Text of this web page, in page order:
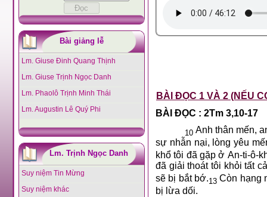
Bài giảng lễ
Lm. Giuse Đinh Quang Thịnh
Lm. Giuse Trịnh Ngọc Danh
Lm. Phaolô Trịnh Minh Thái
Lm. Augustin Lê Quý Phi
Lm. Trịnh Ngọc Danh
Suy niệm Tin Mừng
Suy niệm khác
BÀI ĐỌC 1 VÀ 2 (NẾU
BÀI ĐỌC : 2Tm 3,10-17
10 Anh thân mến,
sự nhẫn nại, lòng yêu
khổ tôi đã gặp ở An-ti-ô-
đã giải thoát tôi khỏi tất
sẽ bị bắt bớ.13 Còn hạng
bị lừa dối.